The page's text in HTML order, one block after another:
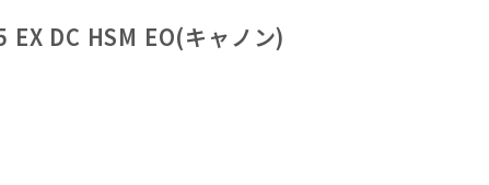
DC HSM EO(キャノン)